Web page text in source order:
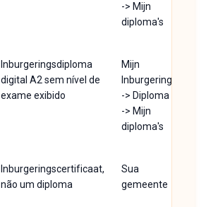
-> Mijn
diploma's
Inburgeringsdiploma
digital A2 sem nível de
exame exibido
Mijn
Inburgering
-> Diploma
-> Mijn
diploma's
Inburgeringscertificaat,
não um diploma
Sua
gemeente